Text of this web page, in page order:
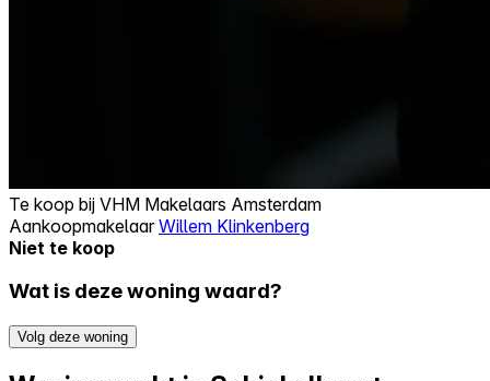
Te koop bij VHM Makelaars Amsterdam
AankoopmakelaarWillem Klinkenberg
Niet te koop
Wat is deze woning waard?
Volg deze woning